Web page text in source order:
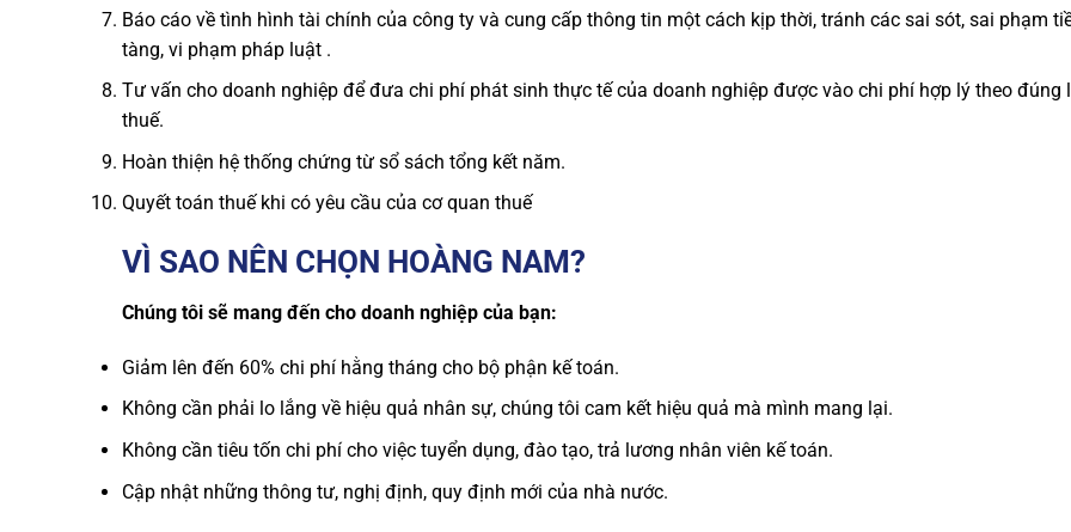
Báo cáo về tình hình tài chính của công ty và cung cấp thông tin một cách kịp thời, tránh các sai sót, sai phạm
tàng, vi phạm pháp luật .
Tư vấn cho doanh nghiệp để đưa chi phí phát sinh thực tế của doanh nghiệp được vào chi phí hợp lý theo đúng
thuế.
Hoàn thiện hệ thống chứng từ sổ sách tổng kết năm.
Quyết toán thuế khi có yêu cầu của cơ quan thuế
VÌ SAO NÊN CHỌN HOÀNG NAM?
Chúng tôi sẽ mang đến cho doanh nghiệp của bạn:
Giảm lên đến 60% chi phí hằng tháng cho bộ phận kế toán.
Không cần phải lo lắng về hiệu quả nhân sự, chúng tôi cam kết hiệu quả mà mình mang lại.
Không cần tiêu tốn chi phí cho việc tuyển dụng, đào tạo, trả lương nhân viên kế toán.
Cập nhật những thông tư, nghị định, quy định mới của nhà nước.